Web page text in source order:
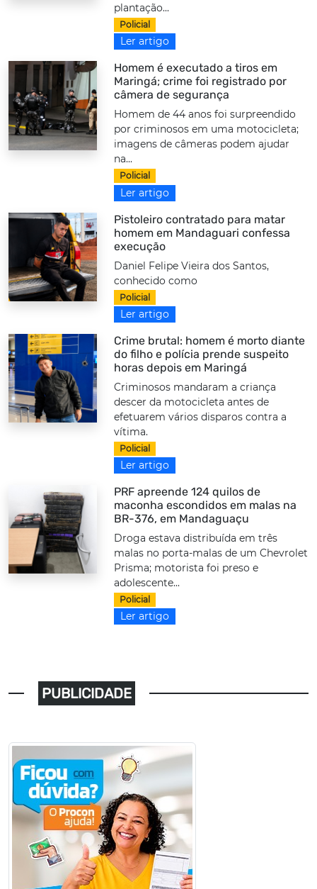
plantação...
Policial
Ler artigo
Homem é executado a tiros em
Maringá; crime foi registrado por
câmera de segurança
Homem de 44 anos foi surpreendido
por criminosos em uma motocicleta;
imagens de câmeras podem ajudar
na...
Policial
Ler artigo
Pistoleiro contratado para matar
homem em Mandaguari confessa
execução
Daniel Felipe Vieira dos Santos,
conhecido como
Policial
Ler artigo
Crime brutal: homem é morto diante
do filho e polícia prende suspeito
horas depois em Maringá
Criminosos mandaram a criança
descer da motocicleta antes de
efetuarem vários disparos contra a
vítima.
Policial
Ler artigo
PRF apreende 124 quilos de
maconha escondidos em malas na
BR-376, em Mandaguaçu
Droga estava distribuída em três
malas no porta-malas de um Chevrolet
Prisma; motorista foi preso e
adolescente...
Policial
Ler artigo
PUBLICIDADE